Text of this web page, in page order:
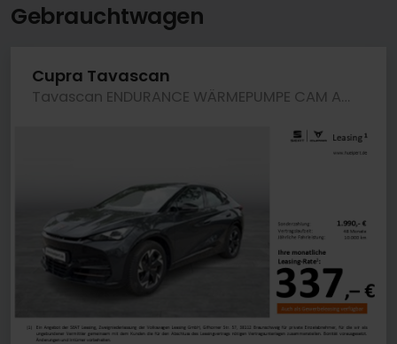
Gebrauchtwagen
Cupra Tavascan
Tavascan ENDURANCE WÄRMEPUMPE CAM ACC LM19